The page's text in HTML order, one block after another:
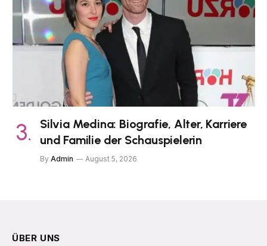
Silvia Medina: Biografie, Alter, Karriere
und Familie der Schauspielerin
By Admin August 5, 2026
ÜBER UNS